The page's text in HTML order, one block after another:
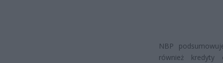
NBP
również kredyty